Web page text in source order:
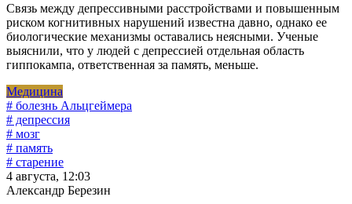
Связь между депрессивными расстройствами и повышенным
риском когнитивных нарушений известна давно, однако ее
биологические механизмы оставались неясными. Ученые
выяснили, что у людей с депрессией отдельная область
гиппокампа, ответственная за память, меньше.
Медицина
# болезнь Альцгеймера
# депрессия
# мозг
# память
# старение
4 августа, 12:03
Александр Березин